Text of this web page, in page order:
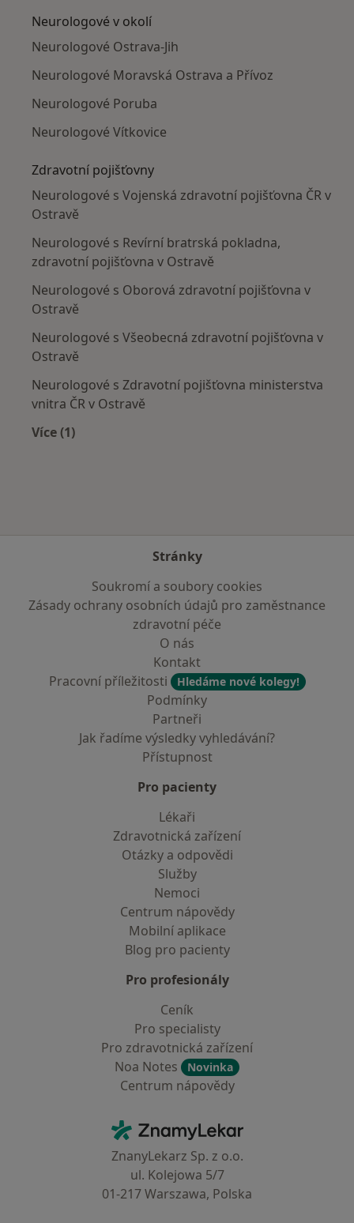
Neurologové v okolí
Neurologové Ostrava-Jih
Neurologové Moravská Ostrava a Přívoz
Neurologové Poruba
Neurologové Vítkovice
Zdravotní pojišťovny
Neurologové s Vojenská zdravotní pojišťovna ČR v
Ostravě
Neurologové s Revírní bratrská pokladna,
zdravotní pojišťovna v Ostravě
Neurologové s Oborová zdravotní pojišťovna v
Ostravě
Neurologové s Všeobecná zdravotní pojišťovna v
Ostravě
Neurologové s Zdravotní pojišťovna ministerstva
vnitra ČR v Ostravě
Více (1)
Stránky
Soukromí a soubory cookies
Zásady ochrany osobních údajů pro zaměstnance
zdravotní péče
O nás
Kontakt
Pracovní příležitosti
Hledáme nové kolegy!
Podmínky
Partneři
Jak řadíme výsledky vyhledávání?
Přístupnost
Pro pacienty
Lékaři
Zdravotnická zařízení
Otázky a odpovědi
Služby
Nemoci
Centrum nápovědy
Mobilní aplikace
Blog pro pacienty
Pro profesionály
Ceník
Pro specialisty
Pro zdravotnická zařízení
Noa Notes
Novinka
Centrum nápovědy
ZnamyLekar - Hlavní stránka
ZnanyLekarz Sp. z o.o.
ul. Kolejowa 5/7
01-217 Warszawa, Polska